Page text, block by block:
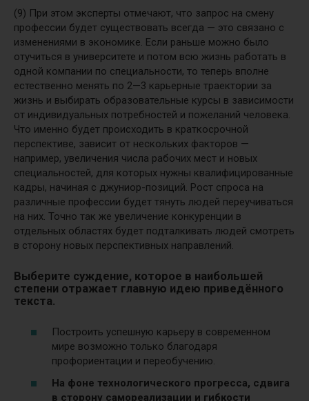
(9) При этом эксперты отмечают, что запрос на смену
профессии будет существовать всегда — это связано с
изменениями в экономике. Если раньше можно было
отучиться в университете и потом всю жизнь работать в
одной компании по специальности, то теперь вполне
естественно менять по 2—3 карьерные траектории за
жизнь и выбирать образовательные курсы в зависимости
от индивидуальных потребностей и пожеланий человека.
Что именно будет происходить в краткосрочной
перспективе, зависит от нескольких факторов —
например, увеличения числа рабочих мест и новых
специальностей, для которых нужны квалифицированные
кадры, начиная с джуниор-позиций. Рост спроса на
различные профессии будет тянуть людей переучиваться
на них. Точно так же увеличение конкуренции в
отдельных областях будет подталкивать людей смотреть
в сторону новых перспективных направлений.
Выберите суждение, которое в наибольшей
степени отражает главную идею приведённого
текста.
Построить успешную карьеру в современном
мире возможно только благодаря
профориентации и переобучению.
На фоне технологического прогресса, сдвига
в сторону самореализации и гибкости